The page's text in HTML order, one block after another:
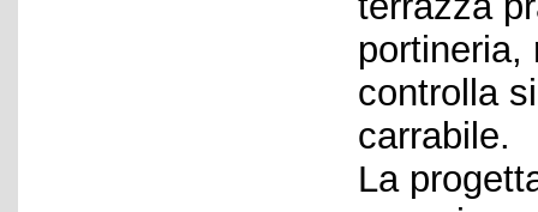
portineria,
controlla
carrabile.
La